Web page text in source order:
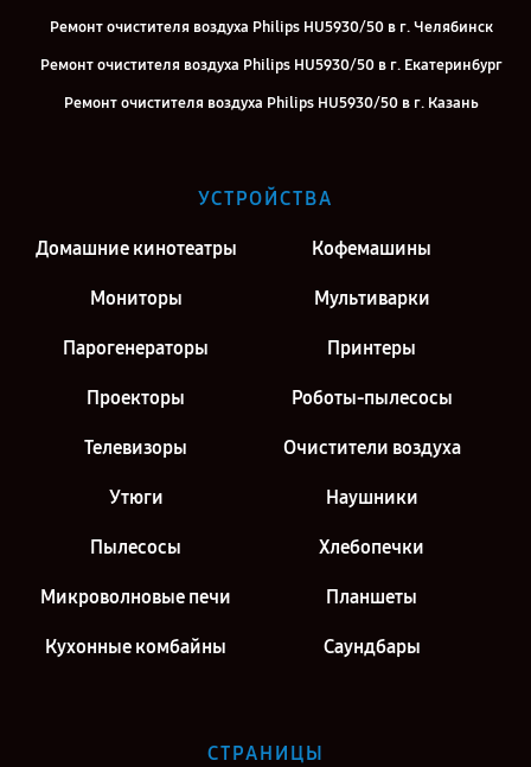
Ремонт очистителя воздуха Philips HU5930/50 в г. Челябинск
Ремонт очистителя воздуха Philips HU5930/50 в г. Екатеринбург
Ремонт очистителя воздуха Philips HU5930/50 в г. Казань
Ремонт очистителя воздуха Philips HU5930/50 в г. Санкт-
УСТРОЙСТВА
Домашние кинотеатры Кофемашины
Мониторы Мультиварки
Парогенераторы Принтеры
Проекторы Роботы-пылесосы
Телевизоры Очистители воздуха
Утюги Наушники
Пылесосы Хлебопечки
Микроволновые печи Планшеты
Кухонные комбайны Саундбары
СТРАНИЦЫ